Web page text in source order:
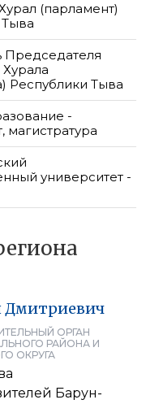
(парламент)
Председателя
Республики Тыва
-
магистратура
университет -
Дмитриевич
ОРГАН
РАЙОНА И
ОКРУГА
Барун-